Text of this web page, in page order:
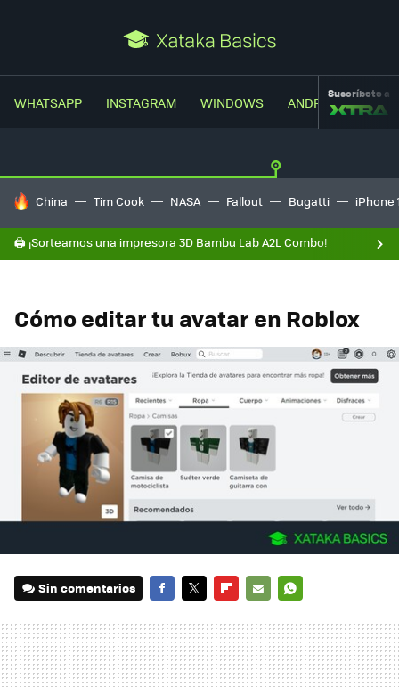
WHATSAPP INSTAGRAM WINDOWS ANDROIDSuscríbete a
HOY SE HABLA DE
China Tim Cook NASA Fallout Bugatti iPhone
🖨️ ¡Sorteamos una impresora 3D Bambu Lab A2L Combo!
Cómo editar tu avatar en Roblox
Sin comentarios
MAIL